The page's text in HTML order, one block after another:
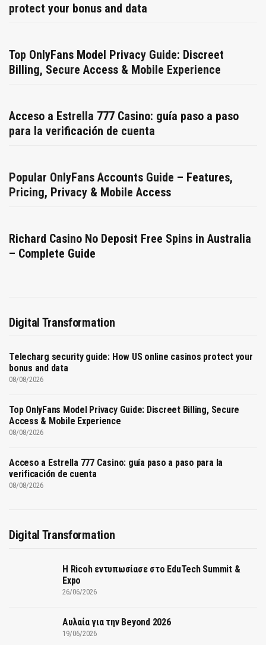
protect your bonus and data
Top OnlyFans Model Privacy Guide: Discreet
Billing, Secure Access & Mobile Experience
Acceso a Estrella 777 Casino: guía paso a paso
para la verificación de cuenta
Popular OnlyFans Accounts Guide – Features,
Pricing, Privacy & Mobile Access
Richard Casino No Deposit Free Spins in Australia
– Complete Guide
Digital Transformation
Telecharg security guide: How US online casinos protect your
bonus and data
08/08/2026
Top OnlyFans Model Privacy Guide: Discreet Billing, Secure
Access & Mobile Experience
08/08/2026
Acceso a Estrella 777 Casino: guía paso a paso para la
verificación de cuenta
08/08/2026
Digital Transformation
Η Ricoh εντυπωσίασε στο EduTech Summit &
Expo
26/06/2026
Αυλαία για την Beyond 2026
19/06/2026